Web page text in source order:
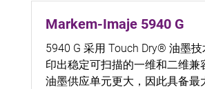
Markem-Imaje 5940 G
5940 G 采用 Touch Dry® 油墨
印出稳定可扫描的一维和二维兼
油墨供应单元更大，因此具备最